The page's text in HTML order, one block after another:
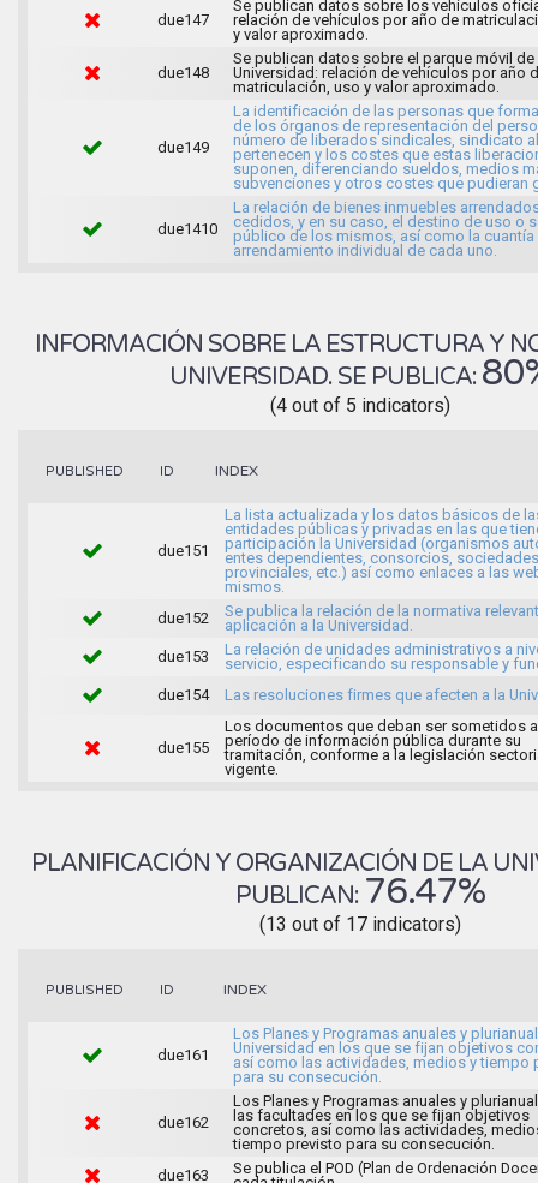
due147
Se publican datos sobre los vehículos
relación de vehículos por año de
y valor aproximado.
due148
Se publican datos sobre el parque móvil de
Universidad: relación de vehículos por año
matriculación, uso y valor aproximado.
due149
La identificación de las personas que
de los órganos de representación del
número de liberados sindicales, sindicato
pertenecen y los costes que estas
suponen, diferenciando sueldos, medios
subvenciones y otros costes que pudieran
due1410
La relación de bienes inmuebles
cedidos, y en su caso, el destino de uso o
público de los mismos, así como la cuantía
arrendamiento individual de cada uno.
INFORMACIÓN SOBRE LA ESTRUCTURA Y
UNIVERSIDAD. SE PUBLICA:
(4 out of 5 indicators)
PUBLISHED ID INDEX
due151
La lista actualizada y los datos básicos de
entidades públicas y privadas en las que
participación la Universidad (organismos
entes dependientes, consorcios, sociedades
provinciales, etc.) así como enlaces a las
mismos.
due152
Se publica la relación de la normativa
aplicación a la Universidad.
due153
La relación de unidades administrativos a
servicio, especificando su responsable y
due154
Las resoluciones firmes que afecten a la
due155
Los documentos que deban ser sometidos
período de información pública durante su
tramitación, conforme a la legislación
vigente.
PLANIFICACIÓN Y ORGANIZACIÓN DE LA
PUBLICAN: 76.47%
(13 out of 17 indicators)
PUBLISHED ID INDEX
due161
Los Planes y Programas anuales y
Universidad en los que se fijan objetivos
así como las actividades, medios y tiempo
para su consecución.
due162
Los Planes y Programas anuales y
las facultades en los que se fijan objetivos
concretos, así como las actividades,
tiempo previsto para su consecución.
due163
Se publica el POD (Plan de Ordenación